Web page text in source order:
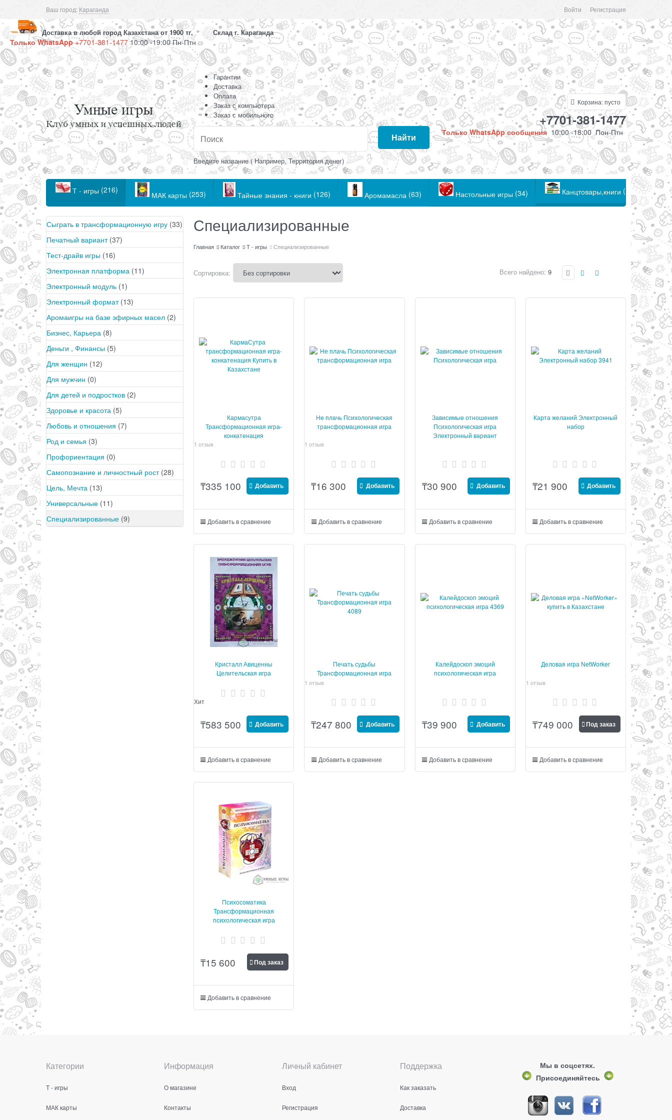
Ваш город: Караганда Войти Регистрация
Доставка в любой город Казахстана от 1900 тг, Склад г. Караганда
Только WhatsApp+7701-381-147710:00 -19:00 Пн-Птн
Гарантии
Доставка
Оплата
Заказ с компьютера
Заказ с мобильного
Найти
Введите название ( Например, Территория денег)
Корзина:пусто
+7701-381-1477
Только WhatsApp сообщения 10:00 -18:00 Пон-Птн
Т - игры (216)
МАК карты (253) Тайные знания - книги (126) Аромамасла (63) Настольные игры (34) Канцтовары,книги (104)
Сыграть в трансформационную игру (33)
Печатный вариант (37)
Тест-драйв игры (16)
Электронная платформа (11)
Электронный модуль (1)
Электронный формат (13)
Аромаигры на базе эфирных масел (2)
Бизнес, Карьера (8)
Деньги , Финансы (5)
Для женщин (12)
Для мужчин (0)
Для детей и подростков (2)
Здоровье и красота (5)
Любовь и отношения (7)
Род и семья (3)
Профориентация (0)
Самопознание и личностный рост (28)
Цель, Мечта (13)
Универсальные (11)
Специализированные (9)
Специализированные
Главная Каталог Т - игры Специализированные
Сортировка: Всего найдено: 9
Кармасутра
Трансформационная игра-
конкатенация
1 отзыв
₸335 100 Добавить
Добавить в сравнение
Не плачь Психологическая
трансформационная игра
1 отзыв
₸16 300 Добавить
Добавить в сравнение
Зависимые отношения
Психологическая игра
Электронный вариант
₸30 900 Добавить
Добавить в сравнение
Карта желаний Электронный
набор
₸21 900 Добавить
Добавить в сравнение
Кристалл Авиценны
Целительская игра
Хит
₸583 500 Добавить
Добавить в сравнение
Печать судьбы
Трансформационная игра
1 отзыв
₸247 800 Добавить
Добавить в сравнение
Калейдоскоп эмоций
психологическая игра
₸39 900 Добавить
Добавить в сравнение
Деловая игра NetWorker
1 отзыв
₸749 000 Под заказ
Добавить в сравнение
Психосоматика
Трансформационная
психологическая игра
₸15 600 Под заказ
Добавить в сравнение
Категории
Т - игры
МАК карты
Информация
О магазине
Контакты
Личный кабинет
Вход
Регистрация
Поддержка
Как заказать
Доставка
Мы в соцсетях.
Присоединяйтесь